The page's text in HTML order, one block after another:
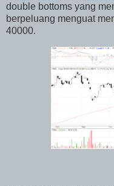
double bottoms yang
berpeluang menguat
40000.